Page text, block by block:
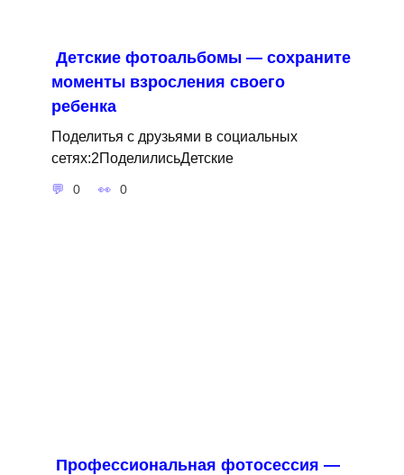
Детские фотоальбомы — сохраните
моменты взросления своего
ребенка
Поделитья с друзьями в социальных
сетях:2ПоделилисьДетские
0 0
Профессиональная фотосессия —